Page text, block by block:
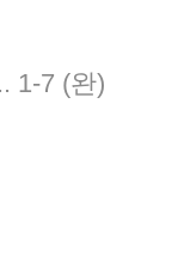
1-7 (완)